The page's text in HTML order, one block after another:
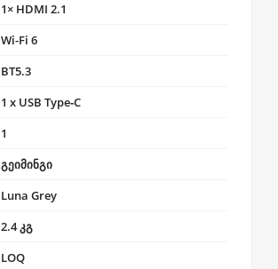
1× HDMI 2.1
Wi-Fi 6
BT5.3
1 x USB Type‑C
1
გეიმინგი
Luna Grey
2.4 კგ
LOQ